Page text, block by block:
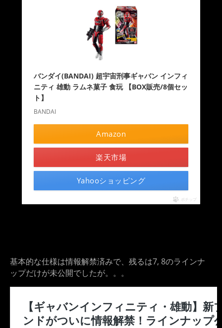
バンダイ(BANDAI) 超宇宙刑事ギャバン インフィ
ニティ 雄動 ラムネ菓子 食玩 【BOX販売/8個セッ
ト】
BANDAI
Amazon
楽天市場
Yahooショッピング
ポチップ
基本的な仕様は情報解禁済みで、残るは7, 8のラインナ
ップだけが未公開でしたが。。。